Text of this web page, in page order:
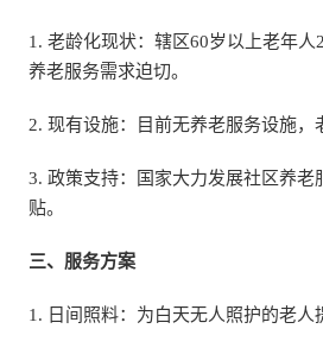
1. 老龄化现状：辖区60岁以上老年人
养老服务需求迫切。
2. 现有设施：目前无养老服务设施，
3. 政策支持：国家大力发展社区养老
贴。
三、服务方案
1. 日间照料：为白天无人照护的老人